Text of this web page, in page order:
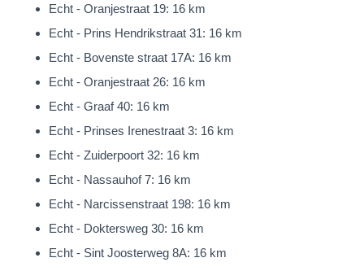
gunstige ligging een bijzonder fraai
De tuin is mooi rondom de woning gelegen en is praktisch
aangelegd en goed verzorgd.
De achtertuin is geweldig. Een ruime overkapping (22m²) aan
het woonhuis, een mooi stuk gazon,
een groot en schitterend zwembad (11.00 x 5.00m.) voorzien
van verwarming met daarbij een 2e overkapping
en aanvullende berging. De tuin is tevens voorzien van een
Echt - Oranjestraat 19: 16 km
Echt - Prins Hendrikstraat 31: 16 km
Echt - Bovenste straat 17A: 16 km
Echt - Oranjestraat 26: 16 km
Echt - Graaf 40: 16 km
Echt - Prinses Irenestraat 3: 16 km
Echt - Zuiderpoort 32: 16 km
Echt - Nassauhof 7: 16 km
Echt - Narcissenstraat 198: 16 km
Echt - Doktersweg 30: 16 km
Echt - Sint Joosterweg 8A: 16 km